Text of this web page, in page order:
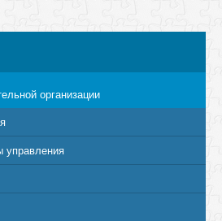
организации
управления